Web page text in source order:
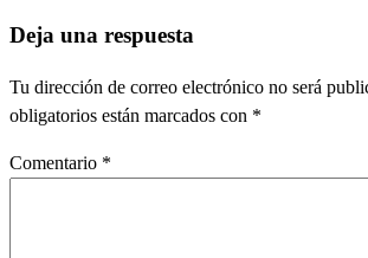
Deja una respuesta
Tu dirección de correo electrónico no será
obligatorios están marcados con *
Comentario *